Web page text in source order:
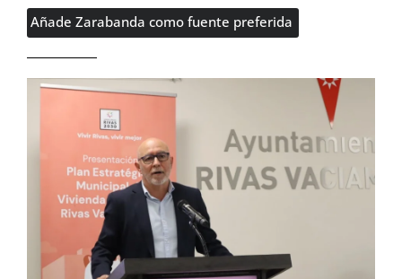
Añade Zarabanda como fuente preferida